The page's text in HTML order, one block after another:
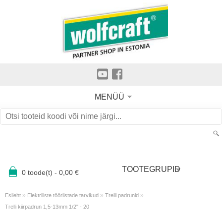
MENÜÜ
0 toode(t) - 0,00 € TOOTEGRUPID
Esileht » Elektriliste tööriistade tarvikud » Trelli padrunid »
Trelli kiirpadrun 1,5-13mm 1/2" - 20